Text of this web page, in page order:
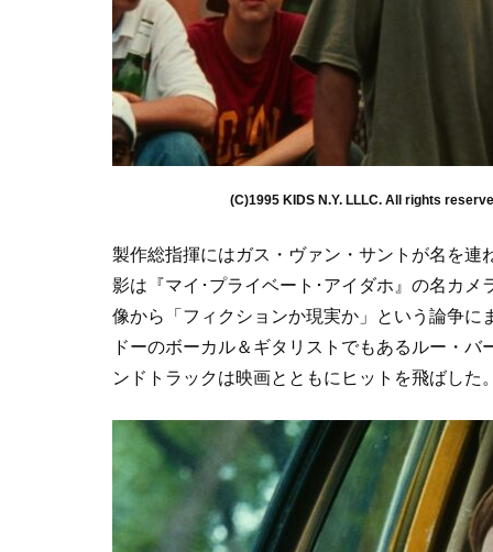
(C)1995 KIDS N.Y. LLLC. All rights
製作総指揮にはガス・ヴァン・サントが名を
影は『マイ･プライベート･アイダホ』の名カ
像から「フィクションか現実か」という論争
ドーのボーカル＆ギタリストでもあるルー・
ンドトラックは映画とともにヒットを飛ばした